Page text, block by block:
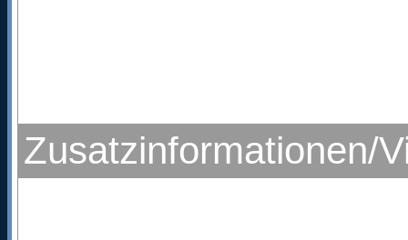
Zusatzinformationen/